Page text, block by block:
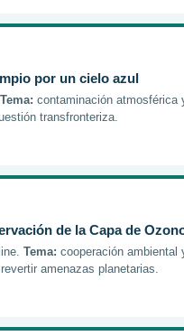
por un cielo azul
Tema: contaminación atmosférica
transfronteriza.
de la Capa de
Tema: cooperación
amenazas planetarias.